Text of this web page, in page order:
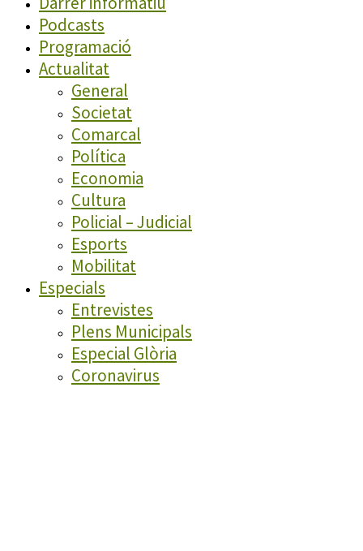
Podcasts
Programació
Actualitat
General
Societat
Comarcal
Política
Economia
Cultura
Policial – Judicial
Esports
Mobilitat
Especials
Entrevistes
Plens Municipals
Especial Glòria
Coronavirus